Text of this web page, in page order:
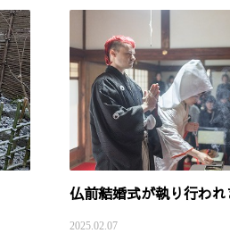
仏前結婚式が執り行わ
2025.02.07